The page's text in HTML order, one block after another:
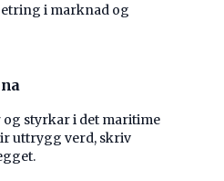
i marknad og
styrkar i det maritime
uttrygg verd, skriv